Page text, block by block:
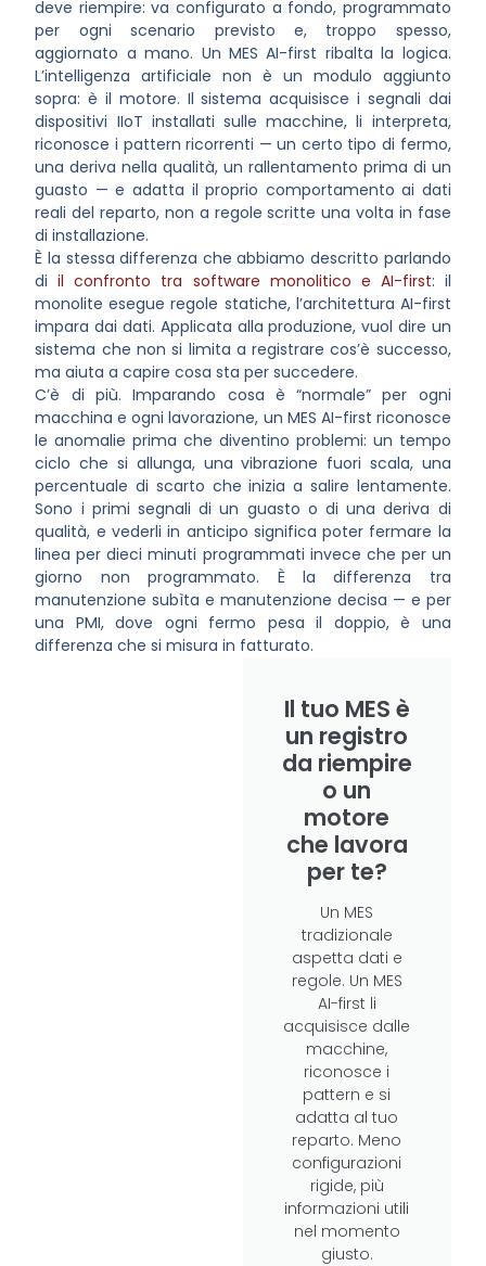
deve riempire: va configurato a fondo, programmato
per ogni scenario previsto e, troppo spesso,
aggiornato a mano. Un MES AI-first ribalta la logica.
L’intelligenza artificiale non è un modulo aggiunto
sopra: è il motore. Il sistema acquisisce i segnali dai
dispositivi IIoT installati sulle macchine, li interpreta,
riconosce i pattern ricorrenti — un certo tipo di fermo,
una deriva nella qualità, un rallentamento prima di un
guasto — e adatta il proprio comportamento ai dati
reali del reparto, non a regole scritte una volta in fase
di installazione.
È la stessa differenza che abbiamo descritto parlando
diil confronto tra software monolitico e AI-first: il
monolite esegue regole statiche, l’architettura AI-first
impara dai dati. Applicata alla produzione, vuol dire un
sistema che non si limita a registrare cos’è successo,
ma aiuta a capire cosa sta per succedere.
C’è di più. Imparando cosa è “normale” per ogni
macchina e ogni lavorazione, un MES AI-first riconosce
le anomalie prima che diventino problemi: un tempo
ciclo che si allunga, una vibrazione fuori scala, una
percentuale di scarto che inizia a salire lentamente.
Sono i primi segnali di un guasto o di una deriva di
qualità, e vederli in anticipo significa poter fermare la
linea per dieci minuti programmati invece che per un
giorno non programmato. È la differenza tra
manutenzione subìta e manutenzione decisa — e per
una PMI, dove ogni fermo pesa il doppio, è una
differenza che si misura in fatturato.
Il tuo MES è
un registro
da riempire
o un
motore
che lavora
per te?
Un MES
tradizionale
aspetta dati e
regole. Un MES
AI-first li
acquisisce dalle
macchine,
riconosce i
pattern e si
adatta al tuo
reparto. Meno
configurazioni
rigide, più
informazioni utili
nel momento
giusto.